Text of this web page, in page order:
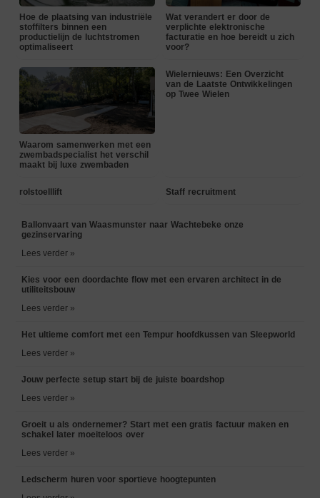
Hoe de plaatsing van industriële
stoffilters binnen een
productielijn de luchtstromen
optimaliseert
Wat verandert er door de
verplichte elektronische
facturatie en hoe bereidt u zich
voor?
Waarom samenwerken met een
zwembadspecialist het verschil
maakt bij luxe zwembaden
Wielernieuws: Een Overzicht
van de Laatste Ontwikkelingen
op Twee Wielen
rolstoelllift Staff recruitment
Ballonvaart van Waasmunster naar Wachtebeke onze
gezinservaring
Lees verder »
Kies voor een doordachte flow met een ervaren architect in de
utiliteitsbouw
Lees verder »
Het ultieme comfort met een Tempur hoofdkussen van Sleepworld
Lees verder »
Jouw perfecte setup start bij de juiste boardshop
Lees verder »
Groeit u als ondernemer? Start met een gratis factuur maken en
schakel later moeiteloos over
Lees verder »
Ledscherm huren voor sportieve hoogtepunten